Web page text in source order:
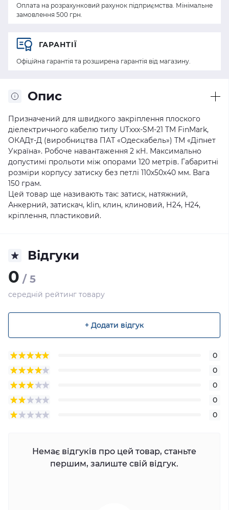
Опис
Призначений для швидкого закріплення плоского
діелектричного кабелю типу UTxxx-SM-21 TM FinMark,
ОКАДт-Д (виробництва ПАТ «Одескабель») ТМ «Діпнет
Україна». Робоче навантаження 2 кН. Максимально
допустимі прольоти між опорами 120 метрів. Габаритні
розміри корпусу затиску без петлі 110х50х40 мм. Вага
150 грам.
Цей товар ще називають так: затиск, натяжний,
Анкерний, затискач, klin, клин, клиновий, Н24, H24,
кріплення, пластиковий.
Відгуки
0 / 5
середній рейтинг товару
+ Додати відгук
0
0
0
0
0
Немає відгуків про цей товар, станьте
першим, залиште свій відгук.
Оплата на розрахунковий рахунок підприємства. Мінімальне
замовлення 500 грн.
ГАРАНТІЇ
Офіційна гарантія та розширена гарантія від магазину.